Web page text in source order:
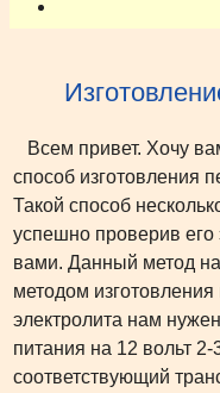
Всем привет. Хочу
способ изготовления
Такой способ
успешно проверив
вами. Данный метод
методом
электролита нам
питания на 12 вольт
соответствующий